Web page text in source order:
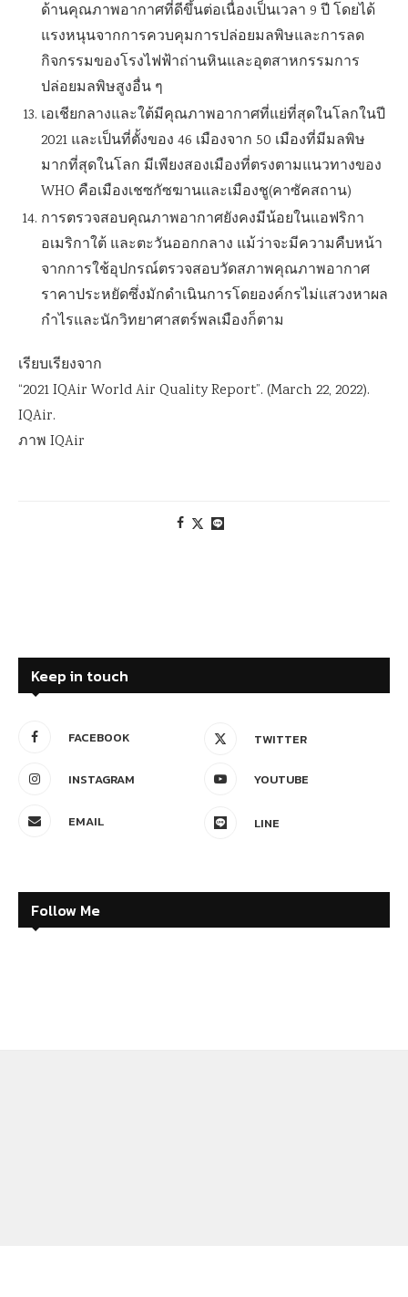
ด้านคุณภาพอากาศที่ดีขึ้นต่อเนื่องเป็นเวลา 9 ปี โดยได้
แรงหนุนจากการควบคุมการปล่อยมลพิษและการลด
กิจกรรมของโรงไฟฟ้าถ่านหินและอุตสาหกรรมการ
ปล่อยมลพิษสูงอื่น ๆ
เอเชียกลางและใต้มีคุณภาพอากาศที่แย่ที่สุดในโลกในปี
2021 และเป็นที่ตั้งของ 46 เมืองจาก 50 เมืองที่มีมลพิษ
มากที่สุดในโลก มีเพียงสองเมืองที่ตรงตามแนวทางของ
WHO คือเมืองเชซกัซฆานและเมืองชู(คาซัคสถาน)
การตรวจสอบคุณภาพอากาศยังคงมีน้อยในแอฟริกา
อเมริกาใต้ และตะวันออกกลาง แม้ว่าจะมีความคืบหน้า
จากการใช้อุปกรณ์ตรวจสอบวัดสภาพคุณภาพอากาศ
ราคาประหยัดซึ่งมักดำเนินการโดยองค์กรไม่แสวงหาผล
กำไรและนักวิทยาศาสตร์พลเมืองก็ตาม
เรียบเรียงจาก
“2021 IQAir World Air Quality Report”. (March 22, 2022).
IQAir.
ภาพ IQAir
Keep in touch
FACEBOOK TWITTER
INSTAGRAM YOUTUBE
EMAIL LINE
Follow Me